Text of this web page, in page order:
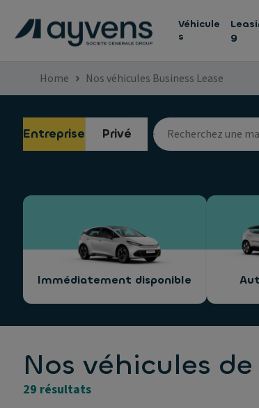
Véhicule
s
g
Home Nos véhicules Business Lease
Entreprise Privé
Immédiatement disponible
Nos véhicules
29 résultats